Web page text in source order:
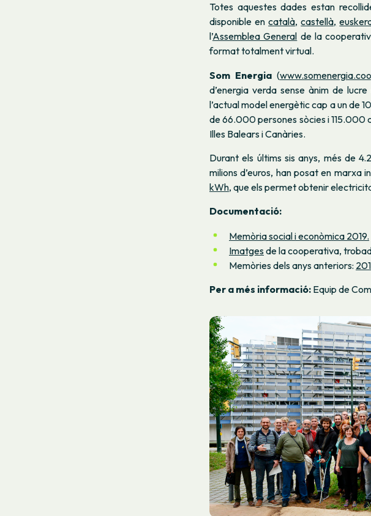
Totes aquestes dades estan
disponible encatalà, castellà,
l’Assemblea General de la
format totalment virtual.
Som Energia (
d’energia verda sense ànim de
l’actual model energètic cap a un de
de 66.000 persones sòcies i 115.000
Illes Balears i Canàries.
Durant els últims sis anys, més de
milions d’euros, han posat en marxa
kWh, que els permet obtenir
Documentació:
Memòria social i econòmica 2019.
Imatgesde la cooperativa,
Memòries dels anys anteriors:
Per a més informació: Equip de